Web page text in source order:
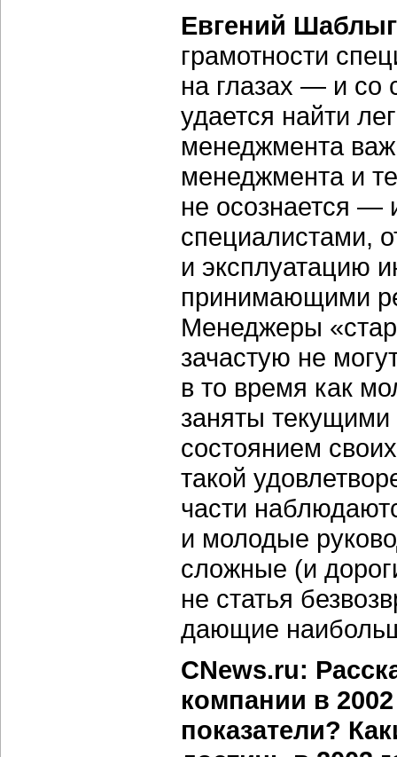
Евгений
грамотности
на глазах — и со
удается найти
менеджмента
менеджмента и
не осознается —
специалистами,
и эксплуатацию
принимающими
Менеджеры
зачастую не
в то время как
заняты
состоянием
такой
части
и молодые
сложные (и
не статья
дающие
CNews.ru:
компании в
показатели?